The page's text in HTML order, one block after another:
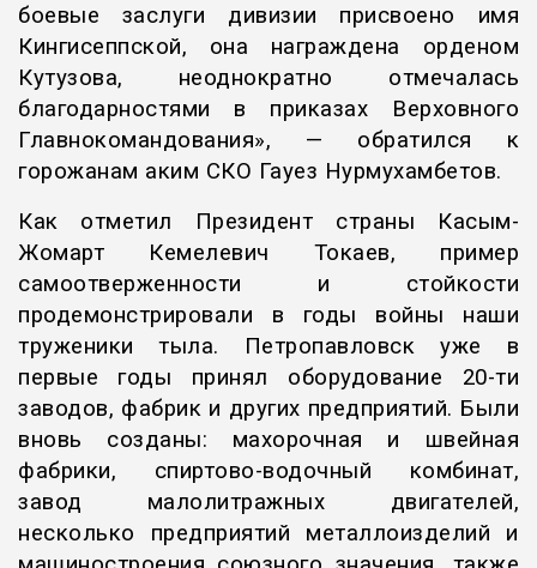
боевые заслуги дивизии присвоено имя
Кингисеппской, она награждена орденом
Кутузова, неоднократно отмечалась
благодарностями в приказах Верховного
Главнокомандования», — обратился к
горожанам аким СКО Гауез Нурмухамбетов.
Как отметил Президент страны Касым-
Жомарт Кемелевич Токаев, пример
самоотверженности и стойкости
продемонстрировали в годы войны наши
труженики тыла. Петропавловск уже в
первые годы принял оборудование 20-ти
заводов, фабрик и других предприятий. Были
вновь созданы: махорочная и швейная
фабрики, спиртово-водочный комбинат,
завод малолитражных двигателей,
несколько предприятий металлоизделий и